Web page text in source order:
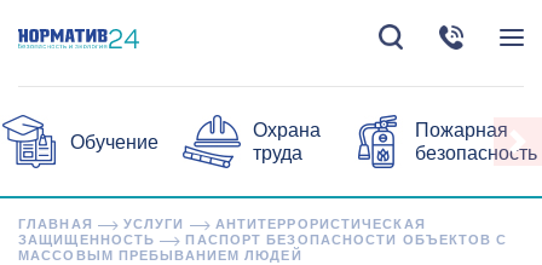
Обучение
Охрана
труда
Пожарная
безопасность
ГЛАВНАЯ УСЛУГИ
АНТИТЕРРОРИСТИЧЕСКАЯ
ЗАЩИЩЕННОСТЬ
ПАСПОРТ БЕЗОПАСНОСТИ ОБЪЕКТОВ С
МАССОВЫМ ПРЕБЫВАНИЕМ ЛЮДЕЙ